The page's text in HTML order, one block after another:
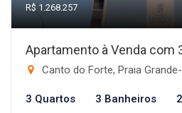
R$ 1.268.257
Apartamento à Venda com
Canto do Forte, Praia
3 Quartos 3 Banheiros